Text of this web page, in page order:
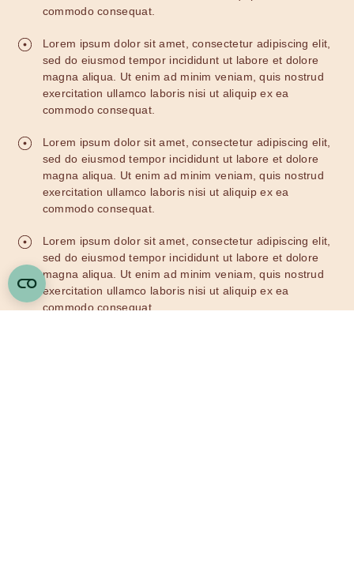
commodo consequat.
Lorem ipsum dolor sit amet, consectetur adipiscing elit,
sed do eiusmod tempor incididunt ut labore et dolore
magna aliqua. Ut enim ad minim veniam, quis nostrud
exercitation ullamco laboris nisi ut aliquip ex ea
commodo consequat.
Lorem ipsum dolor sit amet, consectetur adipiscing elit,
sed do eiusmod tempor incididunt ut labore et dolore
magna aliqua. Ut enim ad minim veniam, quis nostrud
exercitation ullamco laboris nisi ut aliquip ex ea
commodo consequat.
Lorem ipsum dolor sit amet, consectetur adipiscing elit,
sed do eiusmod tempor incididunt ut labore et dolore
magna aliqua. Ut enim ad minim veniam, quis nostrud
exercitation ullamco laboris nisi ut aliquip ex ea
commodo consequat.